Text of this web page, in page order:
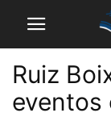
Ruiz
eventos